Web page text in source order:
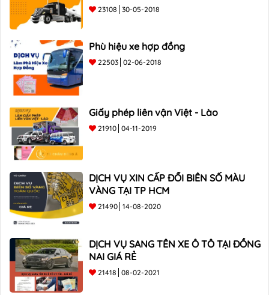
23108 30-05-2018
Phù hiệu xe hợp đồng
22503 02-06-2018
Giấy phép liên vận Việt - Lào
21910 04-11-2019
DỊCH VỤ XIN CẤP ĐỔI BIỂN SỐ MÀU
VÀNG TẠI TP HCM
21490 14-08-2020
DỊCH VỤ SANG TÊN XE Ô TÔ TẠI ĐỒNG
NAI GIÁ RẺ
21418 08-02-2021